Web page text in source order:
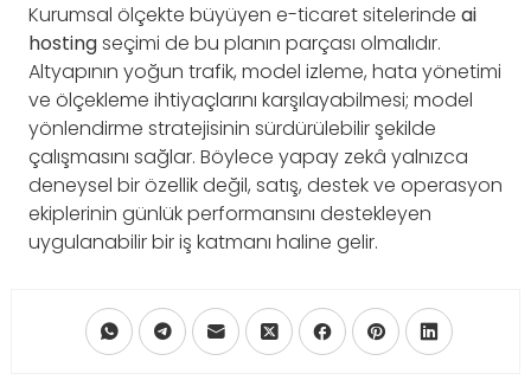
Kurumsal ölçekte büyüyen e-ticaret sitelerinde ai
hostingseçimi de bu planın parçası olmalıdır.
Altyapının yoğun trafik, model izleme, hata yönetimi
ve ölçekleme ihtiyaçlarını karşılayabilmesi; model
yönlendirme stratejisinin sürdürülebilir şekilde
çalışmasını sağlar. Böylece yapay zekâ yalnızca
deneysel bir özellik değil, satış, destek ve operasyon
ekiplerinin günlük performansını destekleyen
uygulanabilir bir iş katmanı haline gelir.